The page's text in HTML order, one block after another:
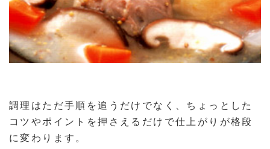
調理はただ手順を追うだけでなく、ちょっとした
コツやポイントを押さえるだけで仕上がりが格段
に変わります。